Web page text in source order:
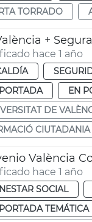
TORRADO
+ Segura
hace 1 año
EN
DE
CIUTADANIA
València
hace 1 año
SOCIAL
TEMÁTICA